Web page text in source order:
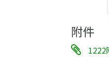
附件
1222